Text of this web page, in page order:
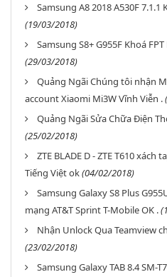
Samsung A8 2018 A530F
(19/03/2018)
Samsung S8+ G955F Khoá
(29/03/2018)
Quảng Ngãi Chúng tôi nhận
account Xiaomi Mi3W Vĩnh Viễn .
Quảng Ngãi Sửa Chữa Điện
(25/02/2018)
ZTE BLADE D - ZTE T610
Tiếng Việt ok(04/02/2018)
Samsung Galaxy S8 Plus
mạng AT&T Sprint T-Mobile OK .
Nhận Unlock Qua Teamview
(23/02/2018)
Samsung Galaxy TAB 8.4 SM-